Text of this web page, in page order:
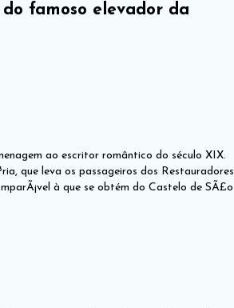
famoso elevador da
ao escritor romântico do século XIX.
que leva os passageiros dos Restauradores
à que se obtém do Castelo de SÃ£o